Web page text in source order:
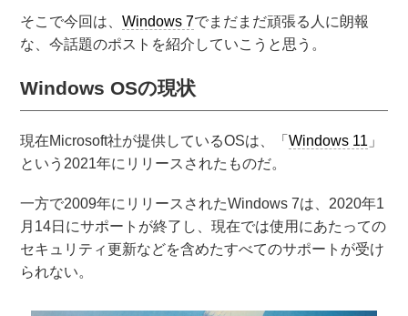
そこで今回は、Windows 7でまだまだ頑張る人に朗報
な、今話題のポストを紹介していこうと思う。
Windows OSの現状
現在Microsoft社が提供しているOSは、「Windows 11 」
という2021年にリリースされたものだ。
一方で2009年にリリースされたWindows 7は、2020年1
月14日にサポートが終了し、現在では使用にあたっての
セキュリティ更新などを含めたすべてのサポートが受け
られない。